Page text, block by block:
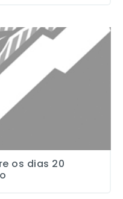
dezembro e 04 de janeiro
os dias 20